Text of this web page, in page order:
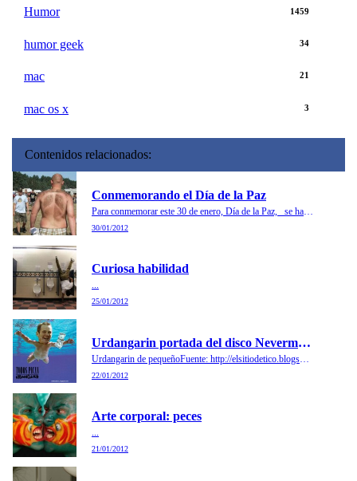
Humor 1459
humor geek 34
mac 21
mac os x 3
Contenidos relacionados:
Conmemorando el Día de la Paz
30/01/2012
Curiosa habilidad
...
25/01/2012
Urdangarin portada del disco Nevermind de Nirvana
22/01/2012
Arte corporal: peces
...
21/01/2012